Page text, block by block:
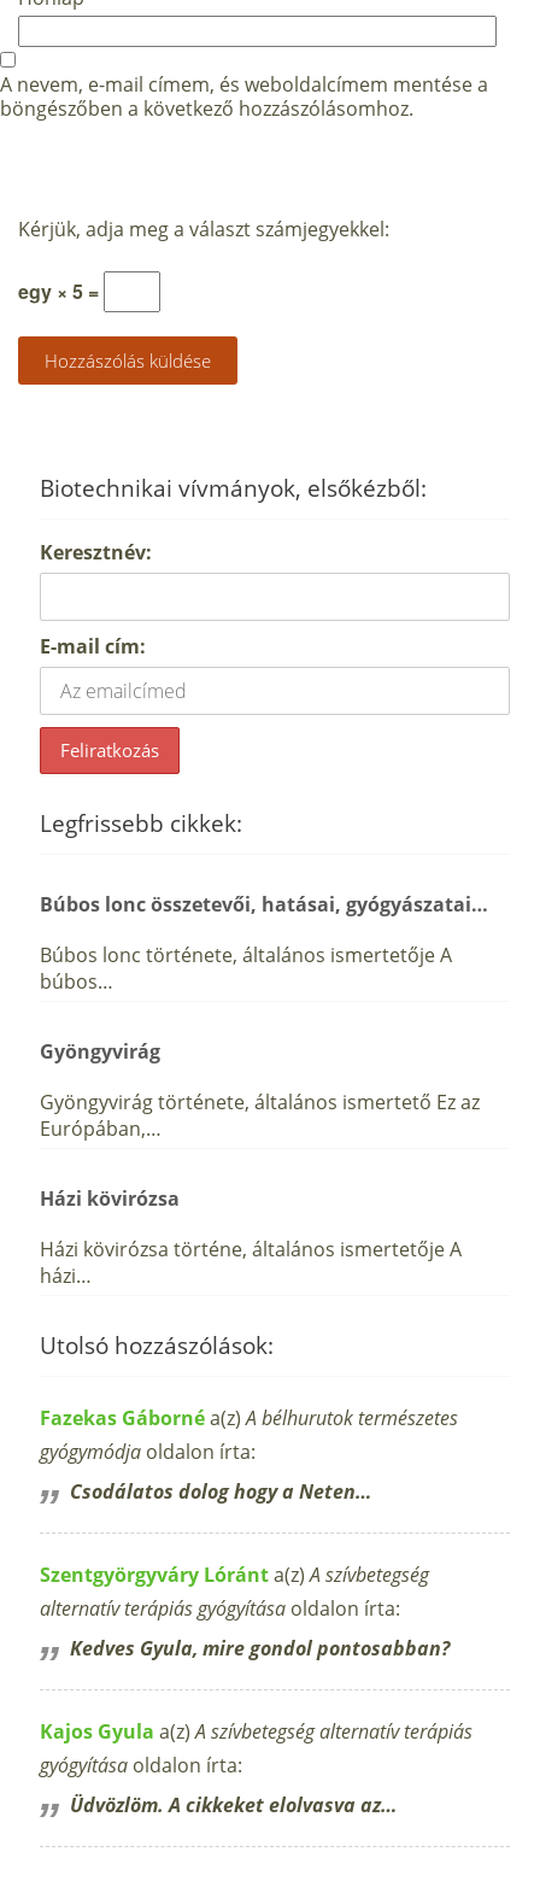
A nevem, e-mail címem, és weboldalcímem mentése a
böngészőben a következő hozzászólásomhoz.
Kérjük, adja meg a választ számjegyekkel:
egy × 5 =
Biotechnikai vívmányok, elsőkézből:
Keresztnév:
E-mail cím:
Legfrissebb cikkek:
Búbos lonc összetevői, hatásai, gyógyászatai…
Búbos lonc története, általános ismertetője A
búbos…
Gyöngyvirág
Gyöngyvirág története, általános ismertető Ez az
Európában,…
Házi kövirózsa
Házi kövirózsa történe, általános ismertetője A
házi…
Utolsó hozzászólások:
Fazekas Gábornéa(z)A bélhurutok természetes
gyógymódja oldalon írta:
Csodálatos dolog hogy a Neten…
Szentgyörgyváry Lóránta(z)A szívbetegség
alternatív terápiás gyógyítása oldalon írta:
Kedves Gyula, mire gondol pontosabban?
Kajos Gyula a(z)A szívbetegség alternatív terápiás
gyógyítása oldalon írta:
Üdvözlöm. A cikkeket elolvasva az…